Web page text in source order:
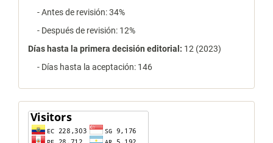
- Antes de revisión: 34%
- Después de revisión: 12%
Días hasta la primera decisión editorial: 12 (2023)
- Días hasta la aceptación: 146
contador